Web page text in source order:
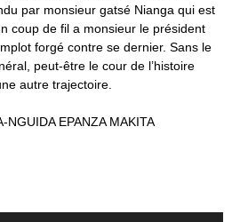
par monsieur gatsé Nianga qui est
coup de fil a monsieur le président
forgé contre se dernier. Sans le
peut-être le cour de l’histoire
autre trajectoire.
NGUIDA EPANZA MAKITA